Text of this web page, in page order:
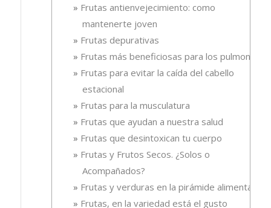
Frutas antienvejecimiento: como
mantenerte joven
Frutas depurativas
Frutas más beneficiosas para los pulmones
Frutas para evitar la caída del cabello
estacional
Frutas para la musculatura
Frutas que ayudan a nuestra salud
Frutas que desintoxican tu cuerpo
Frutas y Frutos Secos. ¿Solos o
Acompañados?
Frutas y verduras en la pirámide alimentaria
Frutas, en la variedad está el gusto